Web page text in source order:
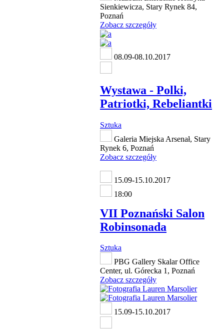
Sienkiewicza, Stary Rynek 84,
Poznań
Zobacz szczegóły
08.09-08.10.2017
Wystawa - Polki,
Patriotki, Rebeliantki
Sztuka
Galeria Miejska Arsenał, Stary
Rynek 6, Poznań
Zobacz szczegóły
15.09-15.10.2017
18:00
VII Poznański Salon
Robinsonada
Sztuka
PBG Gallery Skalar Office
Center, ul. Górecka 1, Poznań
Zobacz szczegóły
15.09-15.10.2017